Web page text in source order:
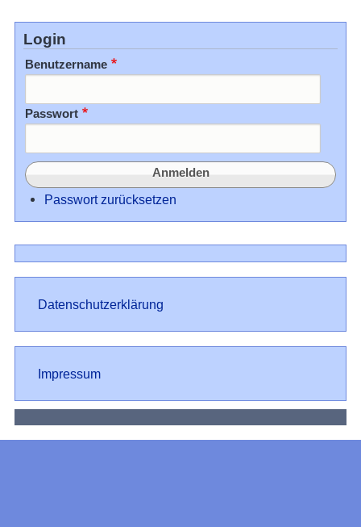
Login
Benutzername
Passwort
Passwort zurücksetzen
Datenschutz
Datenschutzerklärung
Impressum
Impressum